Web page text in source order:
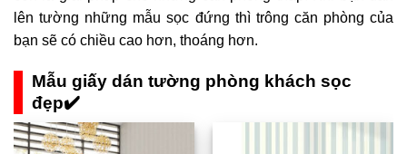
lên tường những mẫu sọc đứng thì trông căn phòng của
bạn sẽ có chiều cao hơn, thoáng hơn.
Mẫu giấy dán tường phòng khách sọc
đẹp✔️